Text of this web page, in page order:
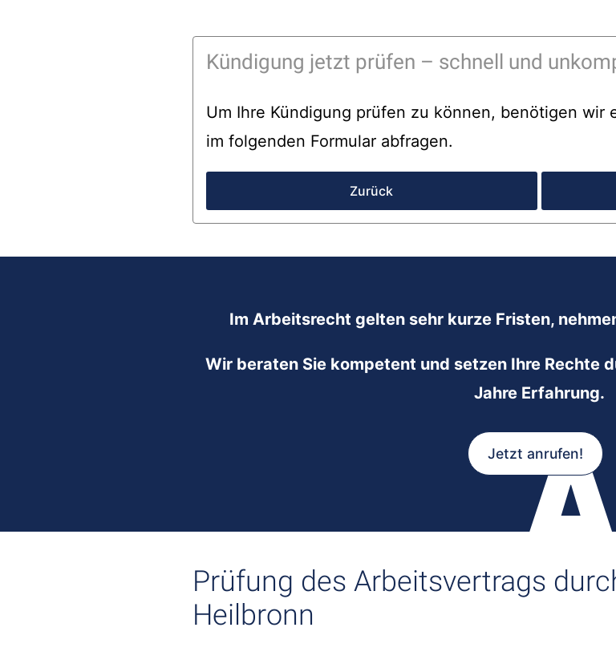
Kündigung jetzt prüfen – schnell und
Um Ihre Kündigung prüfen zu können, benötigen wir
im folgenden Formular abfragen.
Zurück
Im Arbeitsrecht gelten sehr kurze Fristen,
Wir beraten Sie kompetent und setzen Ihre Rechte
Jahre Erfahrung.
Jetzt anrufen!
Prüfung des Arbeitsvertrags
Heilbronn